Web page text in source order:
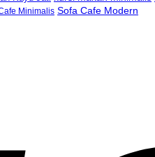
Minimalis Sofa Cafe Modern